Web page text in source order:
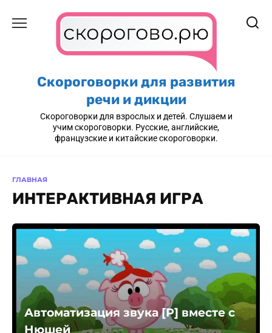
содержанию
Скороговорки для развития
речи и дикции
Скороговорки для взрослых и детей. Слушаем и
учим скороговорки. Русские, английские,
французские и китайские скороговорки.
ГЛАВНАЯ
ИНТЕРАКТИВНАЯ ИГРА
Автоматизация звука [Р] вместе с
Нюшей